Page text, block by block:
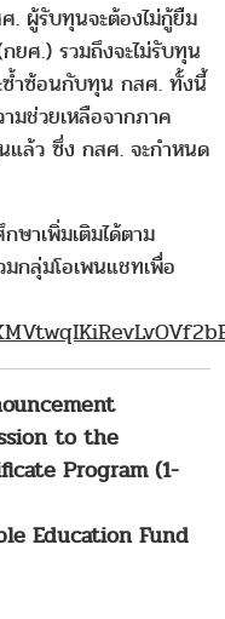
รับทุนจะต้องไม่กู้ยืม
ยศ.) รวมถึงจะไม่รับทุน
ำซ้อนกับทุน กสศ. ทั้งนี้
มช่วยเหลือจากภาค
แล้ว ซึ่ง กสศ. จะกําหนด
ษาเพิ่มเติมได้ตาม
มกลุ่มโอเพนแชทเพื่อ
to the
Program (1-
Education Fund